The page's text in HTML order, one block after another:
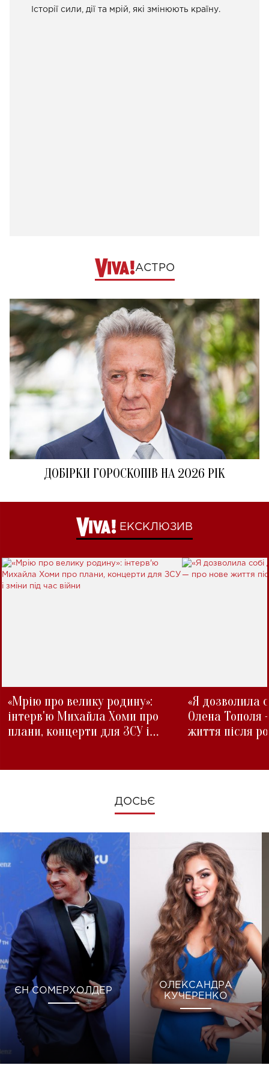
Історії сили, дії та мрій, які змінюють країну.
АСТРО
ДОБІРКИ ГОРОСКОПІВ НА 2026 РІК
ЕКСКЛЮЗИВ
«Мрію про велику родину»:
інтерв'ю Михайла Хоми про
плани, концерти для ЗСУ і
«Я дозволила
Олена Тополя
життя після
ДОСЬЄ
ЄН СОМЕРХОЛДЕР
ОЛЕКСАНДРА
КУЧЕРЕНКО